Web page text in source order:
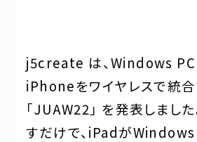
j5create は、Windows PC
iPhoneをワイヤレスで統
「JUAW22」 を発表しまし
すだけで、iPadがWindows